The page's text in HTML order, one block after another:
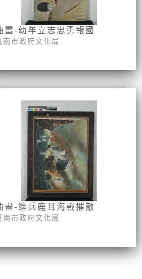
畫-幼年立志忠勇報國
南市政府文化局
畫-進兵鹿耳海戰摧敵
南市政府文化局